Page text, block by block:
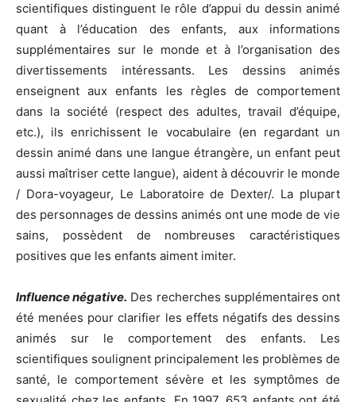
scientifiques distinguent le rôle d’appui du dessin animé
quant à l’éducation des enfants, aux informations
supplémentaires sur le monde et à l’organisation des
divertissements intéressants. Les dessins animés
enseignent aux enfants les règles de comportement
dans la société (respect des adultes, travail d’équipe,
etc.), ils enrichissent le vocabulaire (en regardant un
dessin animé dans une langue étrangère, un enfant peut
aussi maîtriser cette langue), aident à découvrir le monde
/ Dora-voyageur, Le Laboratoire de Dexter/. La plupart
des personnages de dessins animés ont une mode de vie
sains, possèdent de nombreuses caractéristiques
positives que les enfants aiment imiter.
Influence négative. Des recherches supplémentaires ont
été menées pour clarifier les effets négatifs des dessins
animés sur le comportement des enfants. Les
scientifiques soulignent principalement les problèmes de
santé, le comportement sévère et les symptômes de